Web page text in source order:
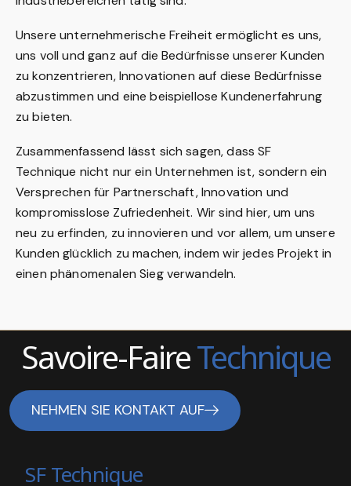
Unsere unternehmerische Freiheit ermöglicht es uns,
uns voll und ganz auf die Bedürfnisse unserer Kunden
zu konzentrieren, Innovationen auf diese Bedürfnisse
abzustimmen und eine beispiellose Kundenerfahrung
zu bieten.
Zusammenfassend lässt sich sagen, dass SF
Technique nicht nur ein Unternehmen ist, sondern ein
Versprechen für Partnerschaft, Innovation und
kompromisslose Zufriedenheit. Wir sind hier, um uns
neu zu erfinden, zu innovieren und vor allem, um unsere
Kunden glücklich zu machen, indem wir jedes Projekt in
einen phänomenalen Sieg verwandeln.
Savoire-FaireTechnique
NEHMEN SIE KONTAKT AUF
SF Technique